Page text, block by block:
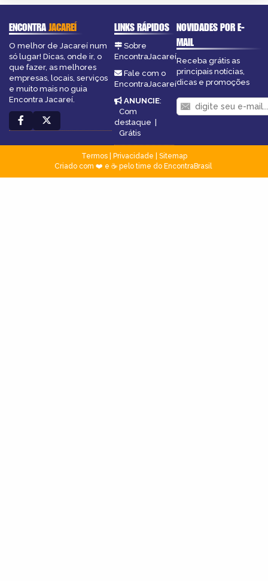
ENCONTRAJACAREÍ
O melhor de Jacareí num
só lugar! Dicas, onde ir, o
que fazer, as melhores
empresas, locais, serviços
e muito mais no guia
Encontra Jacareí.
LINKS RÁPIDOS
Sobre
EncontraJacareí
Fale com o
EncontraJacareí
ANUNCIE:
Com
destaque
Grátis
NOVIDADES POR E-
MAIL
Receba grátis as
principais notícias,
dicas e promoções
Termos| Privacidade
Sitemap
Criado com ❤️ e ☕ pelo time do EncontraBrasil